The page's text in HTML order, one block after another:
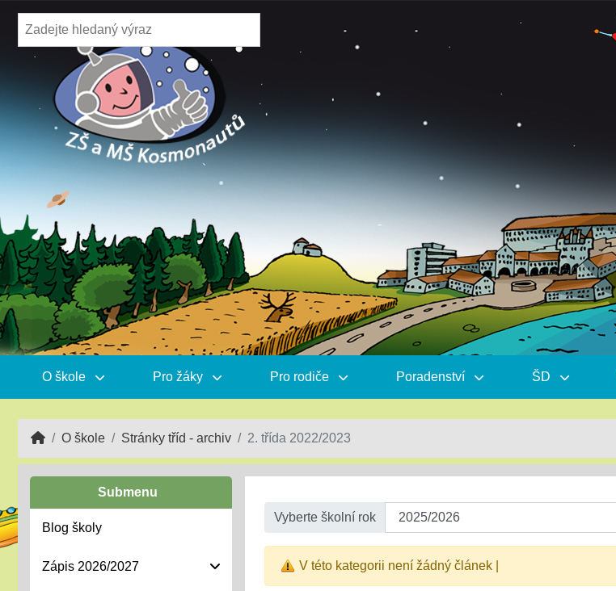
O škole Pro žáky Pro rodiče Poradenství ŠD
O škole Stránky tříd - archiv 2. třída 2022/2023
Vyberte školní rok
V této kategorii není žádný článek |
Submenu
Blog školy
Zápis 2026/2027